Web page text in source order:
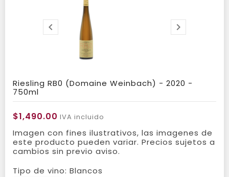
 
Riesling RB0 (Domaine Weinbach) - 2020 -
750ml
$1,490.00 IVA incluido
Imagen con fines ilustrativos, las imagenes de
este producto pueden variar. Precios sujetos a
cambios sin previo aviso.
Tipo de vino: Blancos